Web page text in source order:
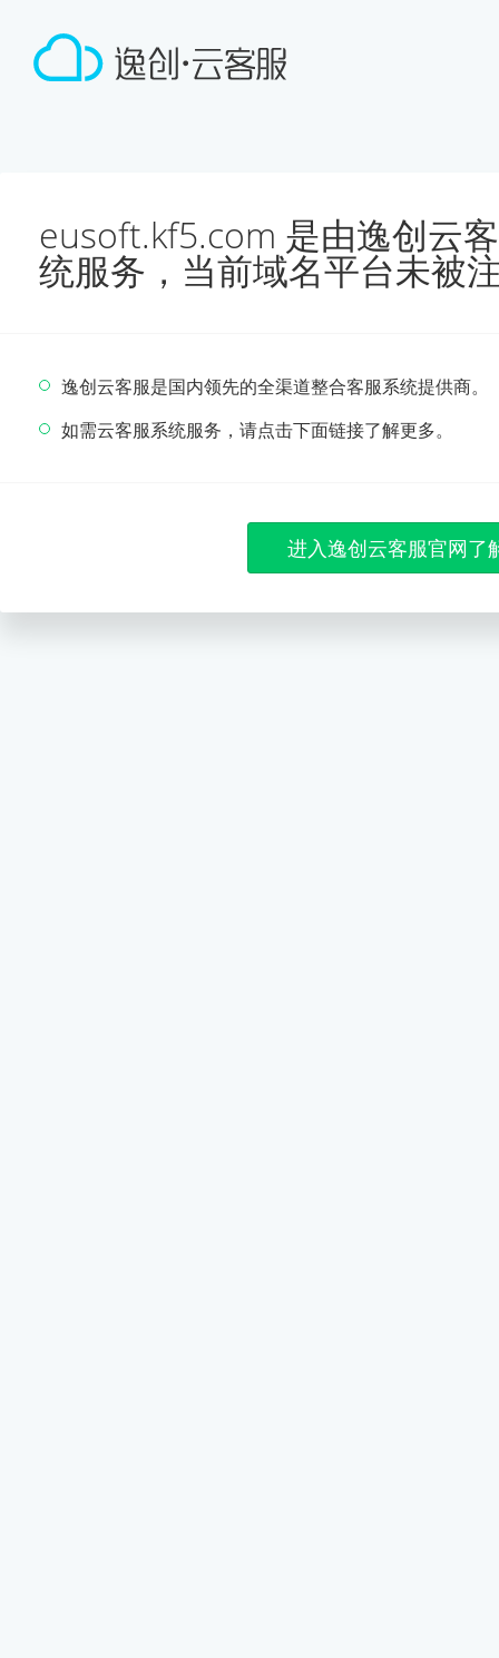
eusoft.kf5.com 是由逸创云
统服务，当前域名平台未被
逸创云客服是国内领先的全渠道整合客服系统提供商。
如需云客服系统服务，请点击下面链接了解更多。
进入逸创云客服官网了